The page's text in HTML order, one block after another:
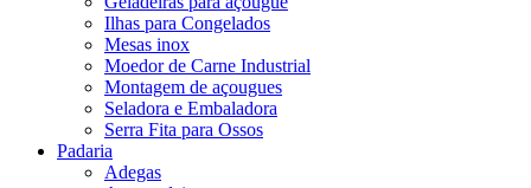
Ilhas para Congelados
Mesas inox
Moedor de Carne Industrial
Montagem de açougues
Seladora e Embaladora
Serra Fita para Ossos
Padaria
Adegas